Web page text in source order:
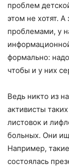
проблем
этом не хотят.
проблемами, у
формально:
чтобы и у них
Ведь никто из
активисты
листовок и
больных. Они
Например,
состоялась